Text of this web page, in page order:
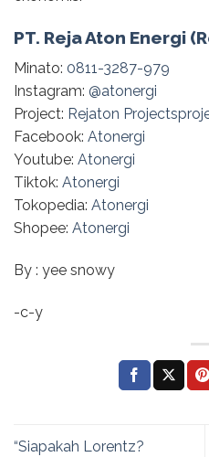
PT. Reja Aton Energi
Minato: 0811-3287-979
Instagram: @‌atonergi
Project: Rejaton
Facebook: Atonergi
Youtube: Atonergi
Tiktok: Atonergi
Tokopedia: Atonergi
Shopee: Atonergi
By : yee snowy
-c-y
“Siapakah Lorentz?